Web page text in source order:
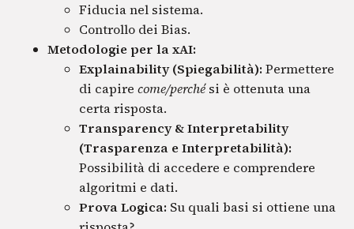
Fiducia nel sistema.
Controllo dei Bias.
Metodologie per la xAI:
Explainability (Spiegabilità): Permettere
di capire come/perchési è ottenuta una
certa risposta.
Transparency & Interpretability
(Trasparenza e Interpretabilità):
Possibilità di accedere e comprendere
algoritmi e dati.
Prova Logica: Su quali basi si ottiene una